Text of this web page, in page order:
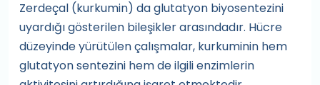
Zerdeçal (kurkumin) da glutatyon biyosentezini
uyardığı gösterilen bileşikler arasındadır. Hücre
düzeyinde yürütülen çalışmalar, kurkuminin hem
glutatyon sentezini hem de ilgili enzimlerin